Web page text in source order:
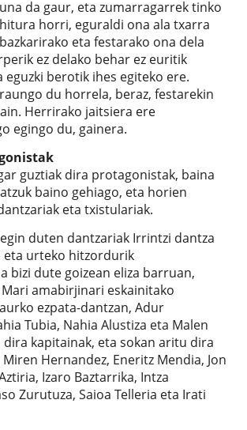
da gaur, eta zumarragarrek tinko
horri, eguraldi ona ala txarra
eta festarako ona dela
ez delako behar ez euritik
eguzki berotik ihes egiteko ere.
du horrela, beraz, festarekin
Herrirako jaitsiera ere
egingo du, gainera.
guztiak dira protagonistak, baina
baino gehiago, eta horien
eta txistulariak.
duten dantzariak Irrintzi dantza
eta urteko hitzordurik
bizi dute goizean eliza barruan,
amabirjinari eskainitako
ezpata-dantzan, Adur
Tubia, Nahia Alustiza eta Malen
dira kapitainak, eta sokan aritu dira
Hernandez, Eneritz Mendia, Jon
Izaro Baztarrika, Intza
Zurutuza, Saioa Telleria eta Irati